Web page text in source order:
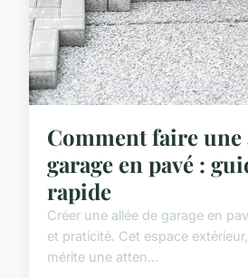
Comment faire une
garage en pavé :
rapide
Créer une allée de garage en
et praticité. Cet espace
mérite une atten...